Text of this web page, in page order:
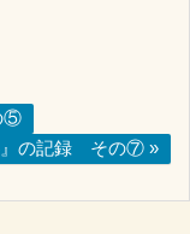
⑤
』の記録 その⑦ »